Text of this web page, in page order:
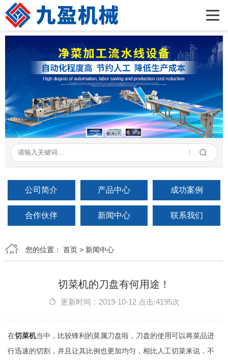
公司简介
产品展示
新闻资讯
成功案例
在线留言
联系我们
公司简介 产品中心 成功案例
合作伙伴 新闻中心 联系我们
您的位置： 首页 > 新闻中心
切菜机的刀盘有何用途！
更新时间：2019-10-12 点击:4195次
在切菜机当中，比较锋利的莫属刀盘啦，刀盘的使用可以将菜品进
行迅速的切割，并且让其比例也更加均匀，相比人工切菜来说，不